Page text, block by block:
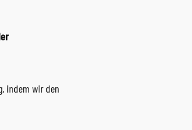
indem wir den